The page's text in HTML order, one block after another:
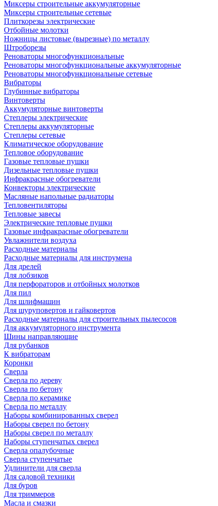
Миксеры строительные аккумуляторные
Миксеры строительные сетевые
Плиткорезы электрические
Отбойные молотки
Ножницы листовые (вырезные) по металлу
Штроборезы
Реноваторы многофункциональные
Реноваторы многофункциональные аккумуляторные
Реноваторы многофункциональные сетевые
Вибраторы
Глубинные вибраторы
Винтоверты
Аккумуляторные винтоверты
Степлеры электрические
Степлеры аккумуляторные
Степлеры сетевые
Климатическое оборудование
Тепловое оборудование
Газовые тепловые пушки
Дизельные тепловые пушки
Инфракрасные обогреватели
Конвекторы электрические
Масляные напольные радиаторы
Тепловентиляторы
Тепловые завесы
Электрические тепловые пушки
Газовые инфракрасные обогреватели
Увлажнители воздуха
Расходные материалы
Расходные материалы для инструмена
Для дрелей
Для лобзиков
Для перфораторов и отбойных молотков
Для пил
Для шлифмашин
Для шуруповертов и гайковертов
Расходные материалы для строительных пылесосов
Для аккумуляторного инструмента
Шины направляющие
Для рубанков
К вибраторам
Коронки
Сверла
Сверла по дереву
Сверла по бетону
Сверла по керамике
Сверла по металлу
Наборы комбинированных сверел
Наборы сверел по бетону
Наборы сверел по металлу
Наборы ступенчатых сверел
Сверла опалубочные
Сверла ступенчатые
Удлинители для сверла
Для садовой техники
Для буров
Для триммеров
Масла и смазки